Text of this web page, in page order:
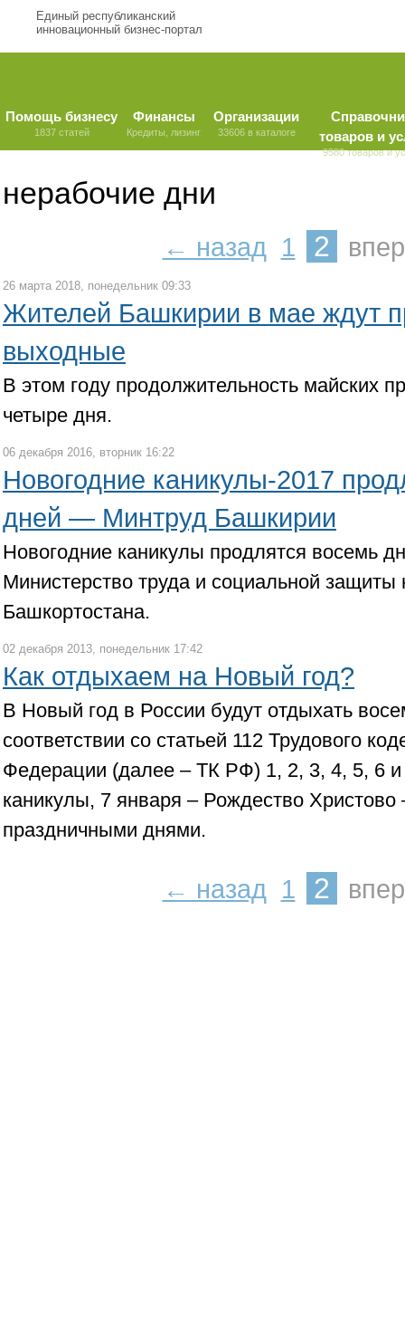
Единый республиканский
инновационный бизнес-портал
Помощь бизнесу
1837 статей
Финансы
Кредиты, лизинг
Организации
33606 в каталоге
товаров и
9580 товаров и
нерабочие дни
← назад 1 2
26 марта 2018, понедельник 09:33
Жителей Башкирии в мае ждут
выходные
В этом году продолжительность майских
четыре дня.
06 декабря 2016, вторник 16:22
Новогодние каникулы-2017
дней — Минтруд Башкирии
Новогодние каникулы продлятся восемь
Министерство труда и социальной защиты
Башкортостана.
02 декабря 2013, понедельник 17:42
Как отдыхаем на Новый год?
В Новый год в России будут отдыхать
соответствии со статьей 112 Трудового
Федерации (далее – ТК РФ) 1, 2, 3, 4, 5, 6 и
каникулы, 7 января – Рождество
праздничными днями.
← назад 1 2